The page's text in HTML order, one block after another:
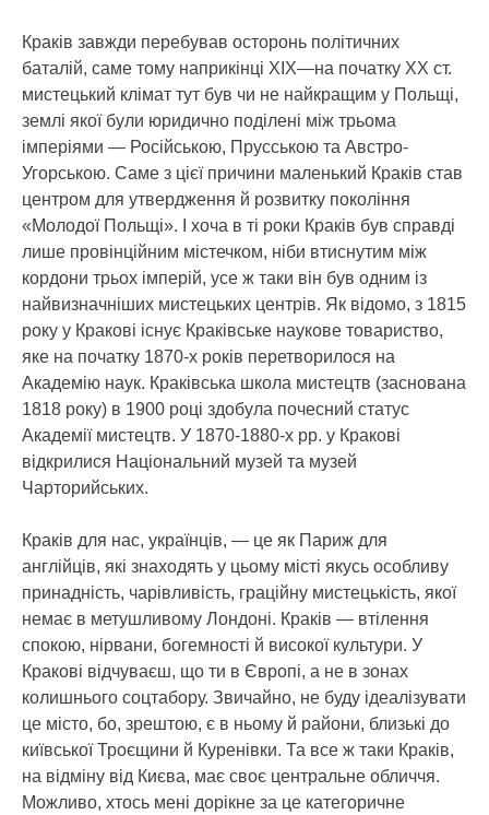
Краків завжди перебував осторонь політичних
баталій, саме тому наприкінці ХІХ—на початку ХХ ст.
мистецький клімат тут був чи не найкращим у Польщі,
землі якої були юридично поділені між трьома
імперіями — Російською, Прусською та Австро-
Угорською. Саме з цієї причини маленький Краків став
центром для утвердження й розвитку покоління
«Молодої Польщі». І хоча в ті роки Краків був справді
лише провінційним містечком, ніби втиснутим між
кордони трьох імперій, усе ж таки він був одним із
найвизначніших мистецьких центрів. Як відомо, з 1815
року у Кракові існує Краківське наукове товариство,
яке на початку 1870-х років перетворилося на
Академію наук. Краківська школа мистецтв (заснована
1818 року) в 1900 році здобула почесний статус
Академії мистецтв. У 1870-1880-х рр. у Кракові
відкрилися Національний музей та музей
Чарторийських.
Краків для нас, українців, — це як Париж для
англійців, які знаходять у цьому місті якусь особливу
принадність, чарівливість, граційну мистецькість, якої
немає в метушливому Лондоні. Краків — втілення
спокою, нірвани, богемності й високої культури. У
Кракові відчуваєш, що ти в Європі, а не в зонах
колишнього соцтабору. Звичайно, не буду ідеалізувати
це місто, бо, зрештою, є в ньому й райони, близькі до
київської Троєщини й Куренівки. Та все ж таки Краків,
на відміну від Києва, має своє центральне обличчя.
Можливо, хтось мені дорікне за це категоричне